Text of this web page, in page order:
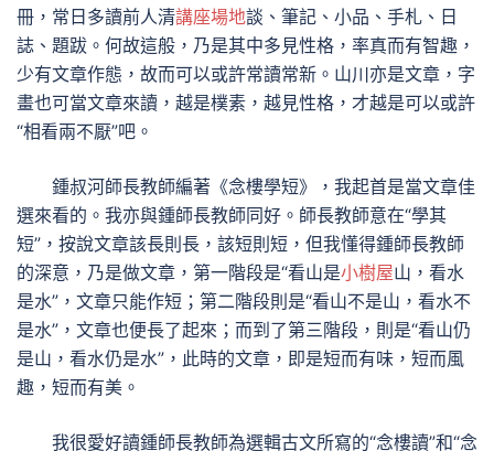
冊，常日多讀前人清講座場地談、筆記、小品、手札、日
誌、題跋。何故這般，乃是其中多見性格，率真而有智趣，
少有文章作態，故而可以或許常讀常新。山川亦是文章，字
畫也可當文章來讀，越是樸素，越見性格，才越是可以或許
“相看兩不厭”吧。
鍾叔河師長教師編著《念樓學短》，我起首是當文章佳
選來看的。我亦與鍾師長教師同好。師長教師意在“學其
短”，按說文章該長則長，該短則短，但我懂得鍾師長教師
的深意，乃是做文章，第一階段是“看山是小樹屋山，看水
是水”，文章只能作短；第二階段則是“看山不是山，看水不
是水”，文章也便長了起來；而到了第三階段，則是“看山仍
是山，看水仍是水”，此時的文章，即是短而有味，短而風
趣，短而有美。
我很愛好讀鍾師長教師為選輯古文所寫的“念樓讀”和“念